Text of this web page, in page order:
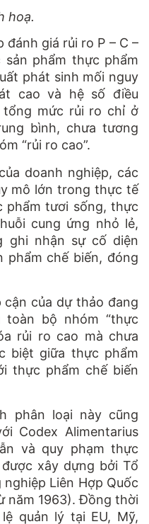
hoạ.
giá rủi ro P – C –
sản phẩm thực phẩm
phát sinh mối nguy
cao và hệ số điều
mức rủi ro chỉ ở
bình, chưa tương
“rủi ro cao”.
doanh nghiệp, các
mô lớn trong thực tế
phẩm tươi sống, thực
cung ứng nhỏ lẻ,
ghi nhận sự cố diện
phẩm chế biến, đóng
cận của dự thảo đang
bộ nhóm “thực
rủi ro cao mà chưa
biệt giữa thực phẩm
thực phẩm chế biến
phân loại này cũng
Codex Alimentarius
và quy phạm thực
xây dựng bởi Tổ
Liên Hợp Quốc
năm 1963). Đồng thời
quản lý tại EU, Mỹ,